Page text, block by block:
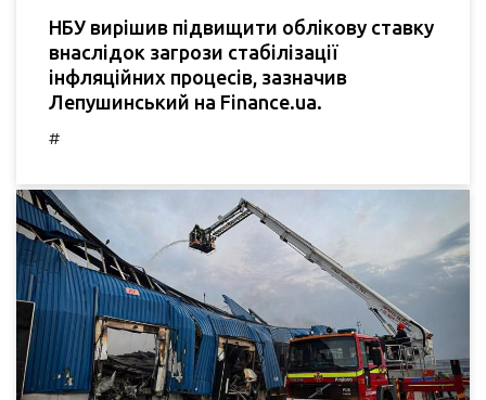
НБУ вирішив підвищити облікову ставку
внаслідок загрози стабілізації
інфляційних процесів, зазначив
Лепушинський на Finance.ua.
#